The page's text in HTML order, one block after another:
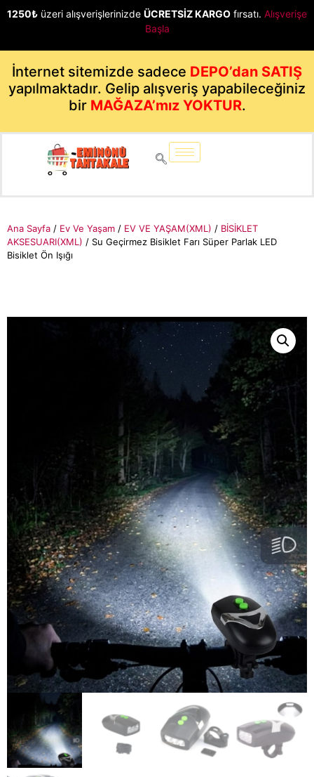
1250₺ üzeri alışverişlerinizde ÜCRETSİZ KARGO fırsatı. Alışverişe
Başla
İnternet sitemizde sadece DEPO’dan SATIŞ
yapılmaktadır. Gelip alışveriş yapabileceğiniz
bir MAĞAZA’mız YOKTUR.
Ana Sayfa / Ev Ve Yaşam / EV VE YAŞAM(XML) / BİSİKLET
AKSESUARI(XML) / Su Geçirmez Bisiklet Farı Süper Parlak LED
Bisiklet Ön Işığı